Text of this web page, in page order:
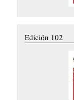
Edición 102